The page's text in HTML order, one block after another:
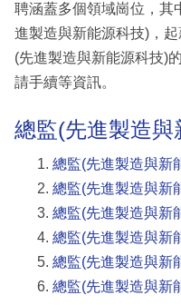
聘涵蓋多個領域崗位，其
進製造與新能源科技)，
(先進製造與新能源科技)
請手續等資訊。
總監(先進製造
總監(先進製造與新
總監(先進製造與新
總監(先進製造與新
總監(先進製造與新
總監(先進製造與新
總監(先進製造與新